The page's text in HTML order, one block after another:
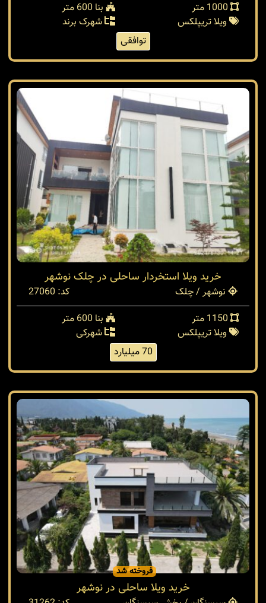
بنا 600 متر
ویلا تریپلکس
شهرک برند
توافقی
خرید ویلا استخردار ساحلی در چلک نوشهر
نوشهر / چلک
کد: 27060
بنا 600 متر
ویلا تریپلکس
شهرکی
70 میلیارد
فروخته شد
خرید ویلا ساحلی در نوشهر